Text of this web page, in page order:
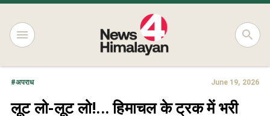
#अपराध June 19, 2026
लूट लो-लूट लो!... हिमाचल के ट्रक में भरी